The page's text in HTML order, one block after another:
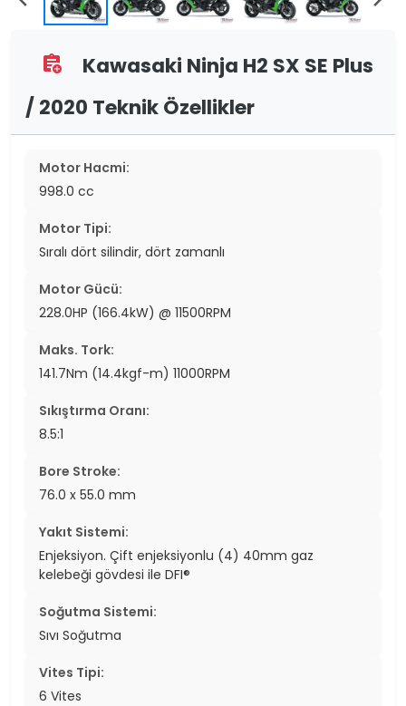
assignment_add
Kawasaki Ninja H2 SX SE Plus
/ 2020 Teknik Özellikler
Motor Hacmi:
998.0 cc
Motor Tipi:
Sıralı dört silindir, dört zamanlı
Motor Gücü:
228.0HP (166.4kW) @ 11500RPM
Maks. Tork:
141.7Nm (14.4kgf-m) 11000RPM
Sıkıştırma Oranı:
8.5:1
Bore Stroke:
76.0 x 55.0 mm
Yakıt Sistemi:
Enjeksiyon. Çift enjeksiyonlu (4) 40mm gaz
kelebeği gövdesi ile DFI®
Soğutma Sistemi:
Sıvı Soğutma
Vites Tipi:
6 Vites